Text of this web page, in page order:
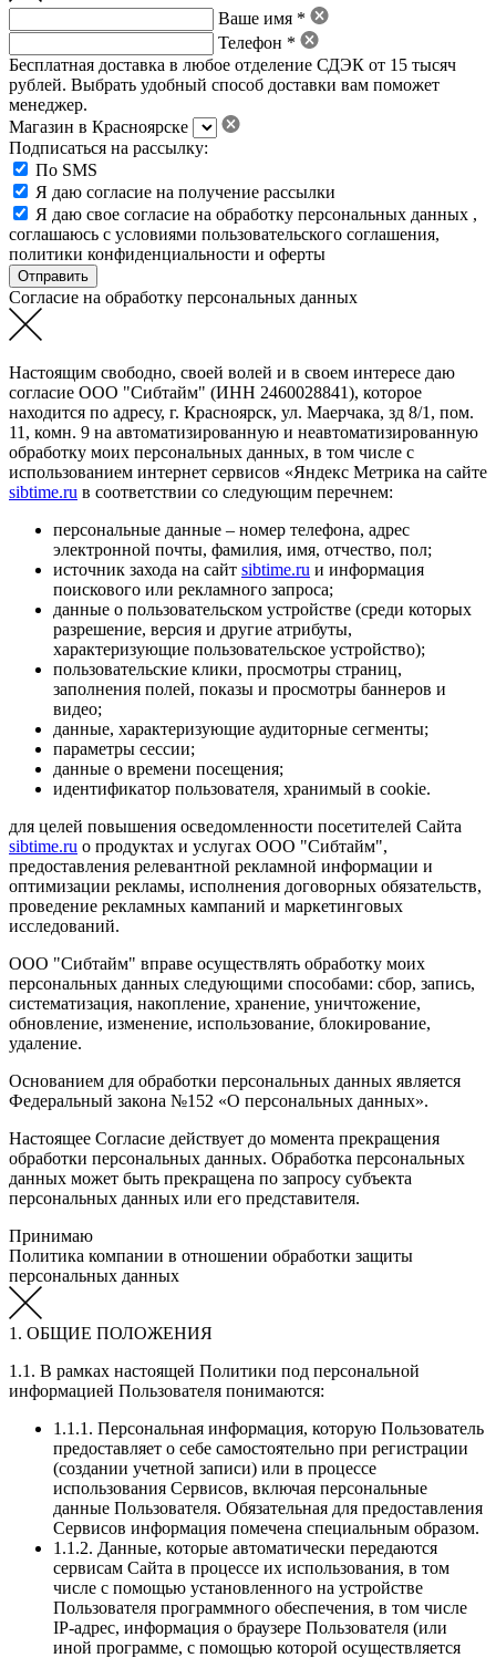
Ваше имя *
Телефон *
Бесплатная доставка в любое отделение СДЭК от 15 тысяч
рублей. Выбрать удобный способ доставки вам поможет
менеджер.
Магазин в Красноярске
Подписаться на рассылку:
По SMS
Я даю согласие на получение рассылки
Я даю свое согласие на обработку персональных данных ,
соглашаюсь с условиями пользовательского соглашения,
политики конфиденциальности и оферты
Согласие на обработку персональных данных
Настоящим свободно, своей волей и в своем интересе даю
согласие ООО "Сибтайм" (ИНН 2460028841), которое
находится по адресу, г. Красноярск, ул. Маерчака, зд 8/1, пом.
11, комн. 9 на автоматизированную и неавтоматизированную
обработку моих персональных данных, в том числе с
использованием интернет сервисов «Яндекс Метрика на сайте
sibtime.ru в соответствии со следующим перечнем:
персональные данные – номер телефона, адрес
электронной почты, фамилия, имя, отчество, пол;
источник захода на сайт sibtime.ru и информация
поискового или рекламного запроса;
данные о пользовательском устройстве (среди которых
разрешение, версия и другие атрибуты,
характеризующие пользовательское устройство);
пользовательские клики, просмотры страниц,
заполнения полей, показы и просмотры баннеров и
видео;
данные, характеризующие аудиторные сегменты;
параметры сессии;
данные о времени посещения;
идентификатор пользователя, хранимый в cookie.
для целей повышения осведомленности посетителей Сайта
sibtime.ru о продуктах и услугах ООО "Сибтайм",
предоставления релевантной рекламной информации и
оптимизации рекламы, исполнения договорных обязательств,
проведение рекламных кампаний и маркетинговых
исследований.
ООО "Сибтайм" вправе осуществлять обработку моих
персональных данных следующими способами: сбор, запись,
систематизация, накопление, хранение, уничтожение,
обновление, изменение, использование, блокирование,
удаление.
Основанием для обработки персональных данных является
Федеральный закона №152 «О персональных данных».
Настоящее Согласие действует до момента прекращения
обработки персональных данных. Обработка персональных
данных может быть прекращена по запросу субъекта
персональных данных или его представителя.
Принимаю
Политика компании в отношении обработки защиты
персональных данных
1. ОБЩИЕ ПОЛОЖЕНИЯ
1.1. В рамках настоящей Политики под персональной
информацией Пользователя понимаются:
1.1.1. Персональная информация, которую Пользователь
предоставляет о себе самостоятельно при регистрации
(создании учетной записи) или в процессе
использования Сервисов, включая персональные
данные Пользователя. Обязательная для предоставления
Сервисов информация помечена специальным образом.
1.1.2. Данные, которые автоматически передаются
сервисам Сайта в процессе их использования, в том
числе с помощью установленного на устройстве
Пользователя программного обеспечения, в том числе
IP-адрес, информация о браузере Пользователя (или
иной программе, с помощью которой осуществляется